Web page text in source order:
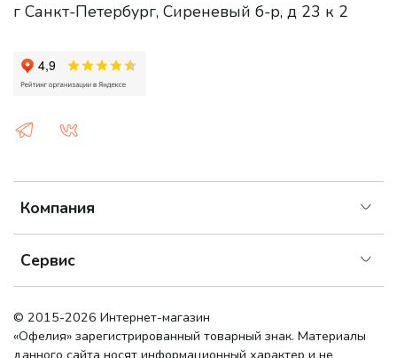
Компания
Сервис
г Санкт-Петербург, Сиреневый б-р, д 23 к 2
© 2015-2026 Интернет-магазин
«Офелия» зарегистрированный товарный знак. Материалы